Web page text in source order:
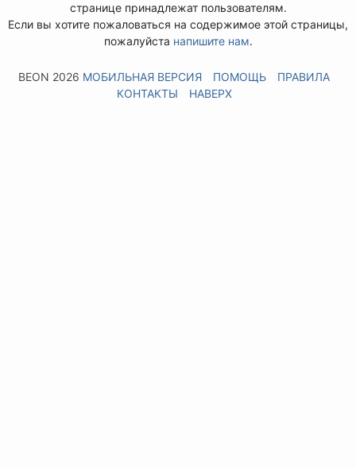
странице принадлежат пользователям.
Если вы хотите пожаловаться на содержимое этой страницы,
пожалуйста напишите нам.
BEON 2026 МОБИЛЬНАЯ ВЕРСИЯ ПОМОЩЬ
ПРАВИЛА
КОНТАКТЫ
НАВЕРХ